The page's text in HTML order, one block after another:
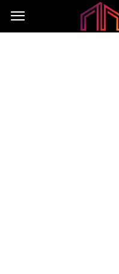
PUWN.pl